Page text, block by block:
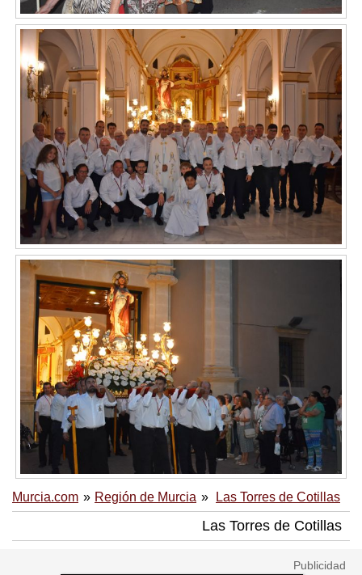
Murcia.com Región de Murcia Las Torres de Cotillas
Las Torres de Cotillas